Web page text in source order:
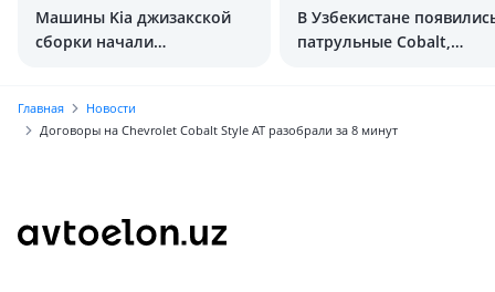
Машины Kia джизакской
сборки начали
В Узбекистане
патрульные Cobalt,
Главная
Новости
Договоры на Chevrolet Cobalt Style AT разобрали за 8 минут